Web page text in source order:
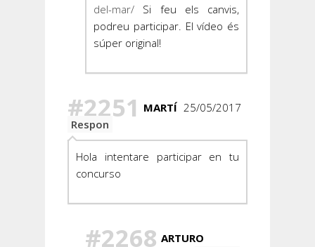
del-mar/ Si feu els canvis,
podreu participar. El vídeo és
súper original!
#2251 MARTÍ 25/05/2017
Respon
Hola intentare participar en tu
concurso
#2268 ARTURO